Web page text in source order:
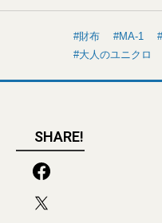
財布 MA-1
大人のユニクロ
SHARE!